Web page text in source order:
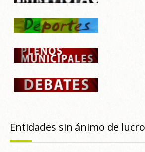
Entidades sin ánimo de lucro